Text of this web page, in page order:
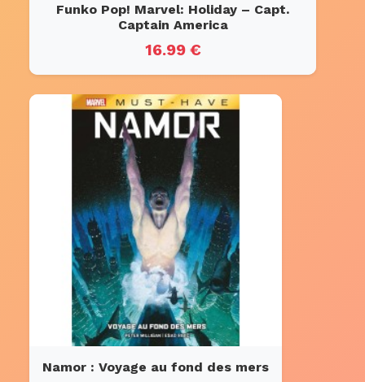
Funko Pop! Marvel: Holiday – Capt.
Captain America
16.99 €
Namor : Voyage au fond des mers